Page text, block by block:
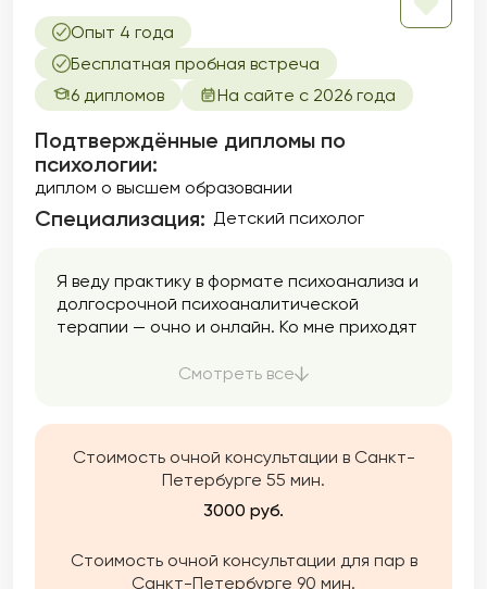
Опыт 4 года
Бесплатная пробная встреча
6 дипломов
На сайте с 2026 года
Подтверждённые дипломы по
психологии:
диплом о высшем образовании
Специализация: Детский психолог
Я веду практику в формате психоанализа и
долгосрочной психоаналитической
терапии — очно и онлайн. Ко мне приходят
главный принцип искать уникальный подход
Смотреть все
Стоимость очной консультации в Санкт-
Петербурге 55 мин.
3000 руб.
Стоимость очной консультации для пар в
Санкт-Петербурге 90 мин.